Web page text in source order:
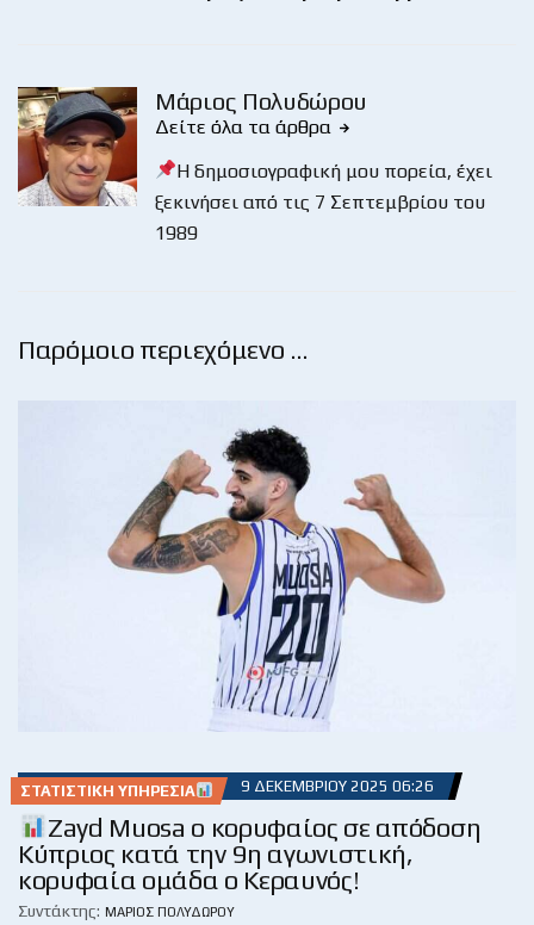
Μάριος Πολυδώρου
Δείτε όλα τα άρθρα
Η δημοσιογραφική μου πορεία, έχει
ξεκινήσει από τις 7 Σεπτεμβρίου του
1989
Παρόμοιο περιεχόμενο …
ΣΤΑΤΙΣΤΙΚΉ ΥΠΗΡΕΣΊΑ 9 ΔΕΚΕΜΒΡΊΟΥ 2025 06:26
Zayd Muosa ο κορυφαίος σε απόδοση
Κύπριος κατά την 9η αγωνιστική,
κορυφαία ομάδα ο Κεραυνός!
Συντάκτης: ΜΆΡΙΟΣ ΠΟΛΥΔΏΡΟΥ